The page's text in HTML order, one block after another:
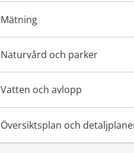
Mätning
Naturvård och parker
Vatten och avlopp
Översiktsplan och